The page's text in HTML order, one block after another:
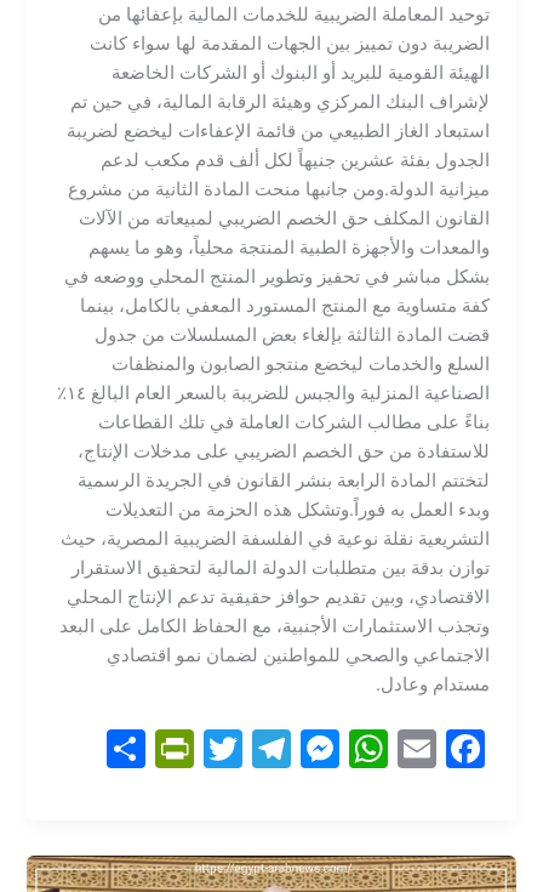
توحيد المعاملة الضريبية للخدمات المالية بإعفائها من
الضريبة دون تمييز بين الجهات المقدمة لها سواء كانت
الهيئة القومية للبريد أو البنوك أو الشركات الخاضعة
لإشراف البنك المركزي وهيئة الرقابة المالية، في حين تم
استبعاد الغاز الطبيعي من قائمة الإعفاءات ليخضع لضريبة
الجدول بفئة عشرين جنيهاً لكل ألف قدم مكعب لدعم
ميزانية الدولة.​ومن جانبها منحت المادة الثانية من مشروع
القانون المكلف حق الخصم الضريبي لمبيعاته من الآلات
والمعدات والأجهزة الطبية المنتجة محلياً، وهو ما يسهم
بشكل مباشر في تحفيز وتطوير المنتج المحلي ووضعه في
كفة متساوية مع المنتج المستورد المعفي بالكامل، بينما
قضت المادة الثالثة بإلغاء بعض المسلسلات من جدول
السلع والخدمات ليخضع منتجو الصابون والمنظفات
الصناعية المنزلية والجبس للضريبة بالسعر العام البالغ ١٤٪
بناءً على مطالب الشركات العاملة في تلك القطاعات
للاستفادة من حق الخصم الضريبي على مدخلات الإنتاج،
لتختتم المادة الرابعة بنشر القانون في الجريدة الرسمية
وبدء العمل به فوراً.​وتشكل هذه الحزمة من التعديلات
التشريعية نقلة نوعية في الفلسفة الضريبية المصرية، حيث
توازن بدقة بين متطلبات الدولة المالية لتحقيق الاستقرار
الاقتصادي، وبين تقديم حوافز حقيقية تدعم الإنتاج المحلي
وتجذب الاستثمارات الأجنبية، مع الحفاظ الكامل على البعد
الاجتماعي والصحي للمواطنين لضمان نمو اقتصادي
مستدام وعادل.
F
e
E
l
W
s
M
s
T
gr
T
er
Pr
ri
e